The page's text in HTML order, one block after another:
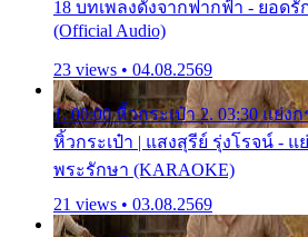
18 บทเพลงดังจากฟากฟ้า - ยอดรั
(Official Audio)
23 views • 04.08.2569
1. 00:00 หิ้วกระเป๋า 2. 03:30 แย่งก
หิ้วกระเป๋า | แสงสุรีย์ รุ่งโรจน์ - แ
พระรักษา (KARAOKE)
21 views • 03.08.2569